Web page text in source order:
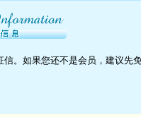
。如果您还不是会员，建议先